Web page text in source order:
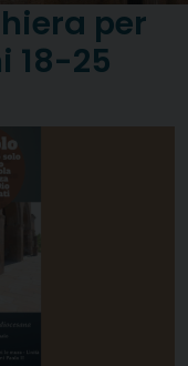
per
18-25